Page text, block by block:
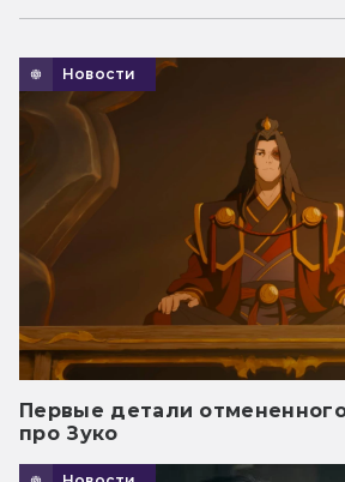
Новости
Первые детали
про Зуко